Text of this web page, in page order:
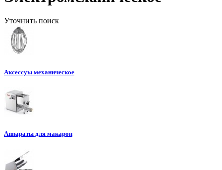
Уточнить поиск
Аксессуы механическое
Аппараты для макарон